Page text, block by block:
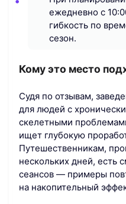
ежедневно с
гибкость по
сезон.
Кому это место
Судя по отзывам,
для людей с
скелетными
ищет глубокую
Путешественникам,
нескольких дней, есть
сеансов — примеры
на накопительный